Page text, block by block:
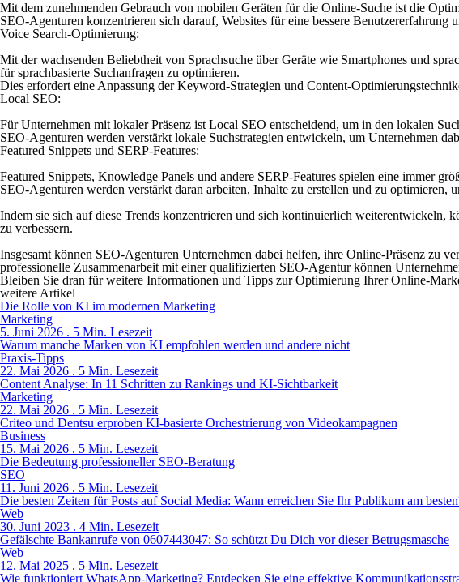
Mit dem zunehmenden Gebrauch von mobilen Geräten für die Online-Suche ist die
SEO-Agenturen konzentrieren sich darauf, Websites für eine bessere
Voice Search-Optimierung:
Mit der wachsenden Beliebtheit von Sprachsuche über Geräte wie Smartphones und
für sprachbasierte Suchanfragen zu optimieren.
Dies erfordert eine Anpassung der Keyword-Strategien und Content-
Local SEO:
Für Unternehmen mit lokaler Präsenz ist Local SEO entscheidend, um in den lokalen
SEO-Agenturen werden verstärkt lokale Suchstrategien entwickeln, um Unternehmen
Featured Snippets und SERP-Features:
Featured Snippets, Knowledge Panels und andere SERP-Features spielen eine immer
SEO-Agenturen werden verstärkt daran arbeiten, Inhalte zu erstellen und zu optimieren,
Indem sie sich auf diese Trends konzentrieren und sich kontinuierlich
zu verbessern.
Insgesamt können SEO-Agenturen Unternehmen dabei helfen, ihre Online-Präsenz zu
professionelle Zusammenarbeit mit einer qualifizierten SEO-Agentur können
Bleiben Sie dran für weitere Informationen und Tipps zur Optimierung Ihrer Online-
weitere Artikel
Die Rolle von KI im modernen Marketing
Marketing
5. Juni 2026 . 5 Min. Lesezeit
Warum manche Marken von KI empfohlen werden und andere nicht
Praxis-Tipps
22. Mai 2026 . 5 Min. Lesezeit
Content Analyse: In 11 Schritten zu Rankings und KI-Sichtbarkeit
Marketing
22. Mai 2026 . 5 Min. Lesezeit
Criteo und Dentsu erproben KI-basierte Orchestrierung von Videokampagnen
Business
15. Mai 2026 . 5 Min. Lesezeit
Die Bedeutung professioneller SEO-Beratung
SEO
11. Juni 2026 . 5 Min. Lesezeit
Die besten Zeiten für Posts auf Social Media: Wann erreichen Sie Ihr Publikum am
Web
30. Juni 2023 . 4 Min. Lesezeit
Gefälschte Bankanrufe von 0607443047: So schützt Du Dich vor dieser Betrugsmasche
Web
12. Mai 2025 . 5 Min. Lesezeit
Wie funktioniert WhatsApp-Marketing? Entdecken Sie eine effektive